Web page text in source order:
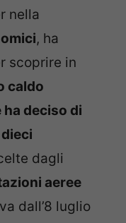
nella
, ha
scoprire in
caldo
deciso di
dagli
aeree
dall’8 luglio